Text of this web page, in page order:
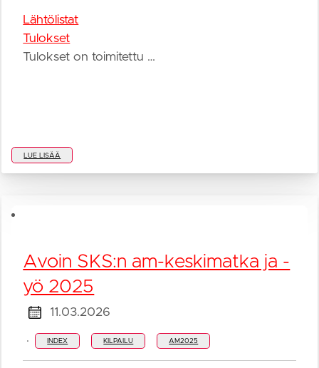
Lähtölistat
Tulokset
Tulokset on toimitettu …
LUE LISÄÄ
Avoin SKS:n am-keskimatka ja -
yö 2025
11.03.2026
· INDEX KILPAILU AM2025